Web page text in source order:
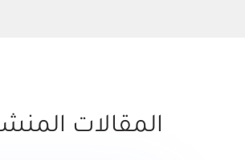
المقالات